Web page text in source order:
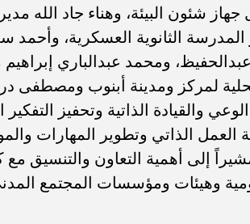
شئون البيئة، وهناء جاد الله
المدرسة الثانوية العسكرية،
عبدالحفيظ، ومحمد عبدالباري
لمركز ومدينة أبنوب ومصطفى
والقيادة الذاتية وتحفيز التفكير
العمل الذاتي وتطوير المهارات
إلى أهمية التعاون والتنسيق مع
وهيئات ومؤسسات المجتمع